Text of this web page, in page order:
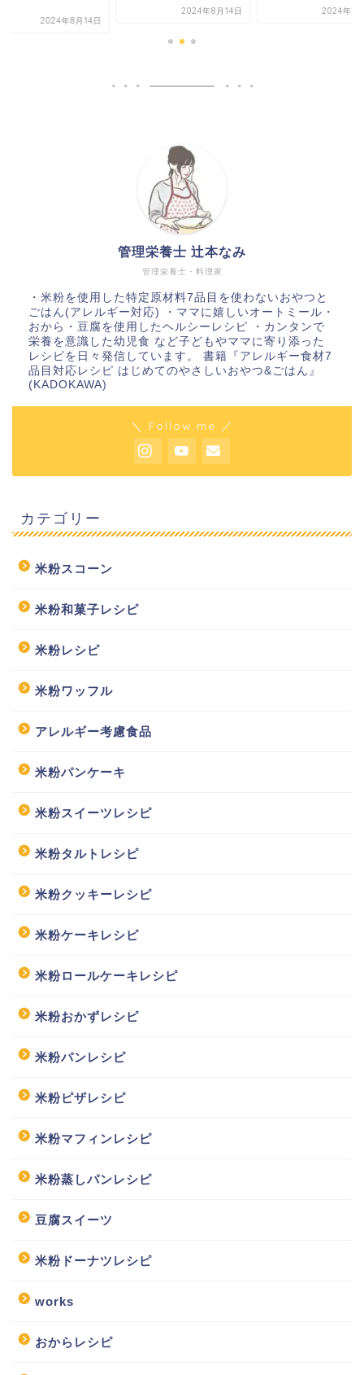
2024年8月14日
2024年8月14日 2024年8
管理栄養士・料理家
管理栄養士 辻本なみ
・米粉を使用した特定原材料7品目を使わないおやつと
ごはん(アレルギー対応) ・ママに嬉しいオートミール・
おから・豆腐を使用したヘルシーレシピ ・カンタンで
栄養を意識した幼児食 など子どもやママに寄り添った
レシピを日々発信しています。 書籍『アレルギー食材7
品目対応レシピ はじめてのやさしいおやつ&ごはん』
(KADOKAWA)
＼ Follow me ／
カテゴリー
米粉スコーン
米粉和菓子レシピ
米粉レシピ
米粉ワッフル
アレルギー考慮食品
米粉パンケーキ
米粉スイーツレシピ
米粉タルトレシピ
米粉クッキーレシピ
米粉ケーキレシピ
米粉ロールケーキレシピ
米粉おかずレシピ
米粉パンレシピ
米粉ピザレシピ
米粉マフィンレシピ
米粉蒸しパンレシピ
豆腐スイーツ
米粉ドーナツレシピ
works
おからレシピ